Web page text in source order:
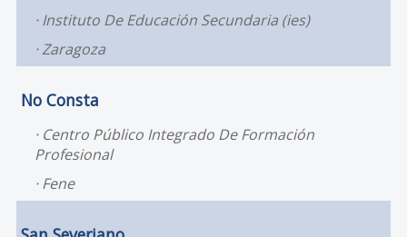
Instituto De Educación Secundaria (ies)
Zaragoza
No Consta
Centro Público Integrado De Formación
Profesional
Fene